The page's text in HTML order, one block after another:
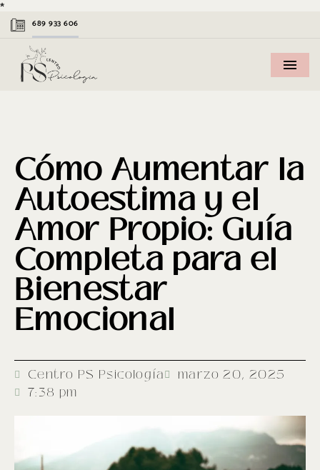
*
689 933 606
Cómo Aumentar la
Autoestima y el
Amor Propio: Guía
Completa para el
Bienestar
Emocional
Centro PS Psicología
marzo 20, 2025
7:38 pm